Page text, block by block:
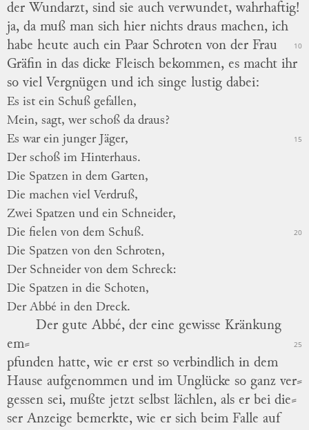
der Wundarzt, sind sie auch verwundet, wahrhaftig!
ja, da muß man sich hier nichts draus machen, ich
habe heute auch ein Paar Schroten von der Frau
10
Gräfin in das dicke Fleisch bekommen, es macht ihr
so viel Vergnügen und ich singe lustig dabei:
Es ist ein Schuß gefallen,
Mein, sagt, wer schoß da draus?
Es war ein junger Jäger,
15
Der schoß im Hinterhaus.
Die Spatzen in dem Garten,
Die machen viel Verdruß,
Zwei Spatzen und ein Schneider,
Die fielen von dem Schuß.
20
Die Spatzen von den Schroten,
Der Schneider von dem Schreck:
Die Spatzen in die Schoten,
Der Abbé in den Dreck.
Der gute Abbé, der eine gewisse Kränkung
em⸗ 25
pfunden hatte, wie er erst so verbindlich in dem
Hause aufgenommen und im Unglücke so ganz ver⸗
gessen sei, mußte jetzt selbst lächlen, als er bei die⸗
ser Anzeige bemerkte, wie er sich beim Falle auf